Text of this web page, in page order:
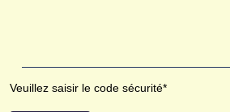
Veuillez saisir le code sécurité*